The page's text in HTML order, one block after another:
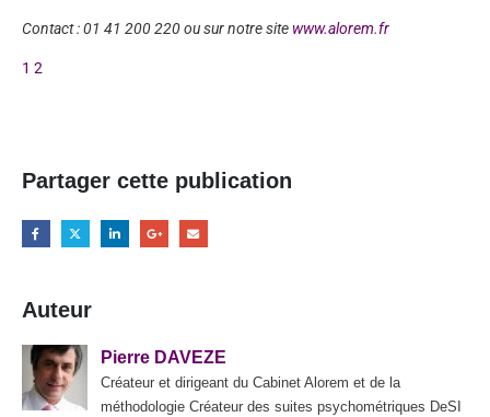
Contact : 01 41 200 220 ou sur notre site www.alorem.fr
1 2
Partager cette publication
Auteur
Pierre DAVEZE
Créateur et dirigeant du Cabinet Alorem et de la
méthodologie Créateur des suites psychométriques DeSI